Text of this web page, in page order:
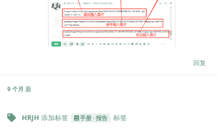
回复
9 个月 后
HRJH 添加标签 手册 · 报告 标签